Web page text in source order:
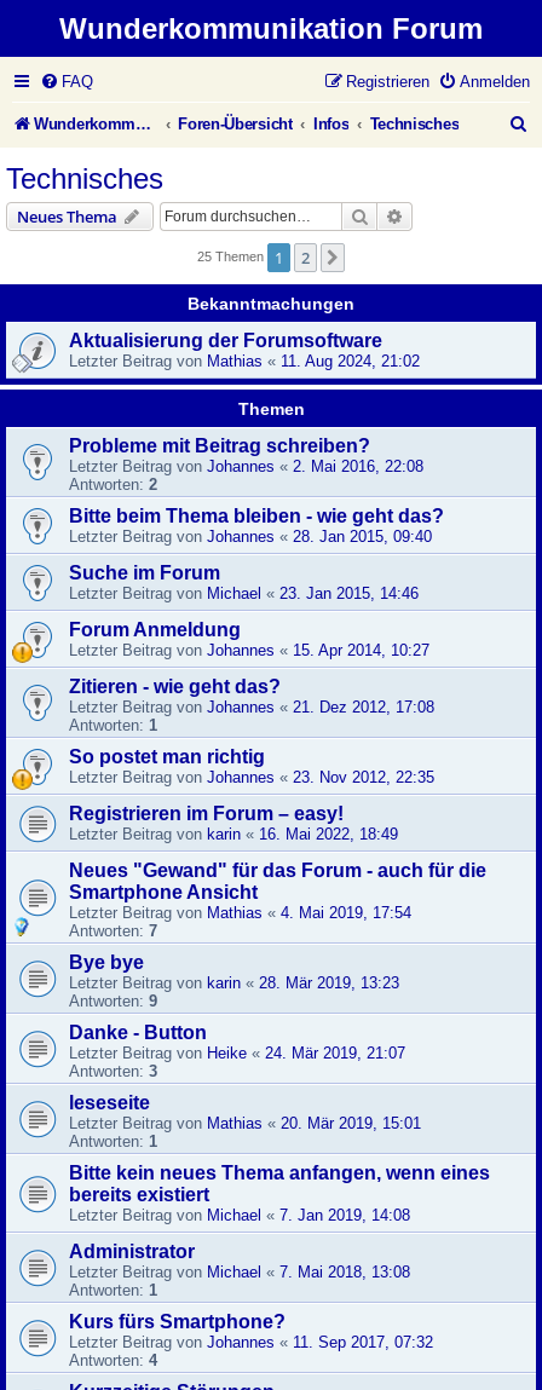
Wunderkommunikation Forum
FAQ Anmelden
Registrieren
Wunderkommunikation Website Foren-Übersicht Infos Technisches
Technisches
Neues Thema Suche
25 Themen 1 2
Bekanntmachungen
Aktualisierung der Forumsoftware
Letzter Beitrag von Mathias « 11. Aug 2024, 21:02
Themen
Probleme mit Beitrag schreiben?
Letzter Beitrag von Johannes « 2. Mai 2016, 22:08
Antworten: 2
Bitte beim Thema bleiben - wie geht das?
Letzter Beitrag von Johannes « 28. Jan 2015, 09:40
Suche im Forum
Letzter Beitrag von Michael « 23. Jan 2015, 14:46
Forum Anmeldung
Letzter Beitrag von Johannes « 15. Apr 2014, 10:27
Zitieren - wie geht das?
Letzter Beitrag von Johannes « 21. Dez 2012, 17:08
Antworten: 1
So postet man richtig
Letzter Beitrag von Johannes « 23. Nov 2012, 22:35
Registrieren im Forum – easy!
Letzter Beitrag von karin « 16. Mai 2022, 18:49
Neues "Gewand" für das Forum - auch für die
Smartphone Ansicht
Letzter Beitrag von Mathias « 4. Mai 2019, 17:54
Antworten: 7
Bye bye
Letzter Beitrag von karin « 28. Mär 2019, 13:23
Antworten: 9
Danke - Button
Letzter Beitrag von Heike « 24. Mär 2019, 21:07
Antworten: 3
leseseite
Letzter Beitrag von Mathias « 20. Mär 2019, 15:01
Antworten: 1
Bitte kein neues Thema anfangen, wenn eines
bereits existiert
Letzter Beitrag von Michael « 7. Jan 2019, 14:08
Administrator
Letzter Beitrag von Michael « 7. Mai 2018, 13:08
Antworten: 1
Kurs fürs Smartphone?
Letzter Beitrag von Johannes « 11. Sep 2017, 07:32
Antworten: 4